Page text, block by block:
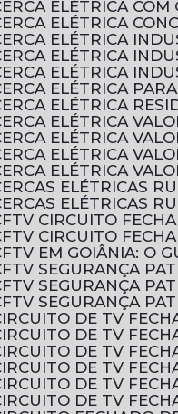
CERCA ELÉTRICA
CERCA ELÉTRICA
CERCA ELÉTRICA
CERCA ELÉTRICA
CERCA ELÉTRICA
CERCA ELÉTRICA
CERCA ELÉTRICA
CERCA ELÉTRICA
CERCA ELÉTRICA
CERCA ELÉTRICA
CERCA ELÉTRICA
CERCAS ELÉTRICAS
CERCAS ELÉTRICAS
CFTV CIRCUITO
CFTV CIRCUITO
CFTV EM GOIÂNIA: O
CFTV SEGURANÇA
CFTV SEGURANÇA
CFTV SEGURANÇA
CIRCUITO DE TV
CIRCUITO DE TV
CIRCUITO DE TV
CIRCUITO DE TV
CIRCUITO DE TV
CIRCUITO DE TV